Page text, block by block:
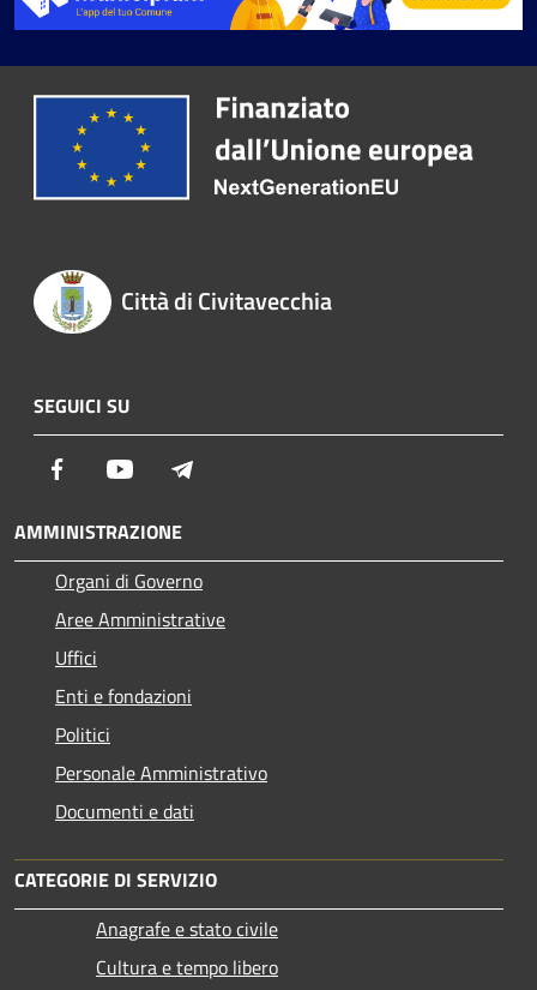
Città di Civitavecchia
SEGUICI SU
Facebook Youtube
AMMINISTRAZIONE
Organi di Governo
Aree Amministrative
Uffici
Enti e fondazioni
Politici
Personale Amministrativo
Documenti e dati
CATEGORIE DI SERVIZIO
Anagrafe e stato civile
Cultura e tempo libero